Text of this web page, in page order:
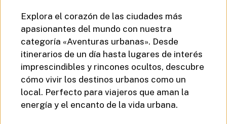
Explora el corazón de las ciudades más
apasionantes del mundo con nuestra
categoría «Aventuras urbanas». Desde
itinerarios de un día hasta lugares de interés
imprescindibles y rincones ocultos, descubre
cómo vivir los destinos urbanos como un
local. Perfecto para viajeros que aman la
energía y el encanto de la vida urbana.